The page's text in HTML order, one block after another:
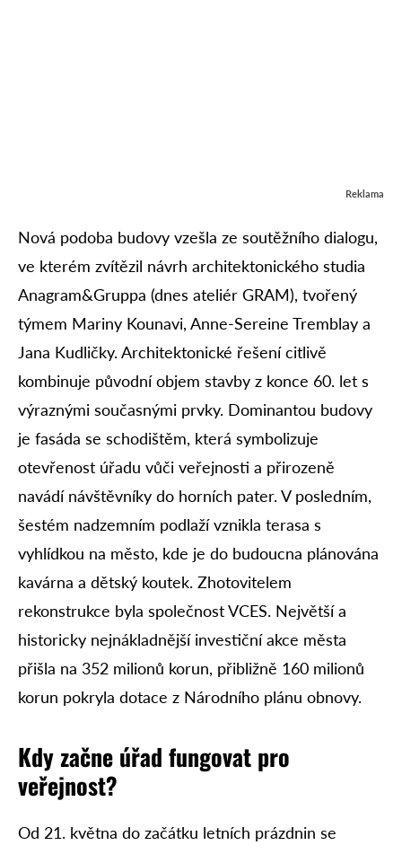
Reklama
Nová podoba budovy vzešla ze soutěžního dialogu,
ve kterém zvítězil návrh architektonického studia
Anagram&Gruppa (dnes ateliér GRAM), tvořený
týmem Mariny Kounavi, Anne-Sereine Tremblay a
Jana Kudličky. Architektonické řešení citlivě
kombinuje původní objem stavby z konce 60. let s
výraznými současnými prvky. Dominantou budovy
je fasáda se schodištěm, která symbolizuje
otevřenost úřadu vůči veřejnosti a přirozeně
navádí návštěvníky do horních pater. V posledním,
šestém nadzemním podlaží vznikla terasa s
vyhlídkou na město, kde je do budoucna plánována
kavárna a dětský koutek. Zhotovitelem
rekonstrukce byla společnost VCES. Největší a
historicky nejnákladnější investiční akce města
přišla na 352 milionů korun, přibližně 160 milionů
korun pokryla dotace z Národního plánu obnovy.
Kdy začne úřad fungovat pro
veřejnost?
Od 21. května do začátku letních prázdnin se